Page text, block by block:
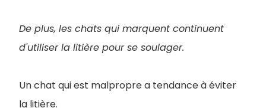
De plus, les chats qui marquent continuent
d'utiliser la litière pour se soulager.
Un chat qui est malpropre a tendance à éviter
la litière.